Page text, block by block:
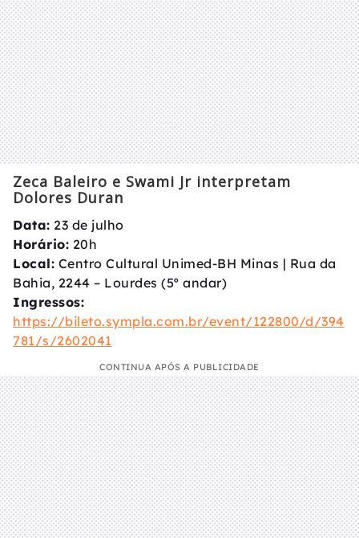
Zeca Baleiro e Swami Jr interpretam
Dolores Duran
Data: 23 de julho
Horário: 20h
Local: Centro Cultural Unimed-BH Minas | Rua da
Bahia, 2244 – Lourdes (5º andar)
Ingressos:
https://bileto.sympla.com.br/event/122800/d/394
781/s/2602041
CONTINUA APÓS A PUBLICIDADE